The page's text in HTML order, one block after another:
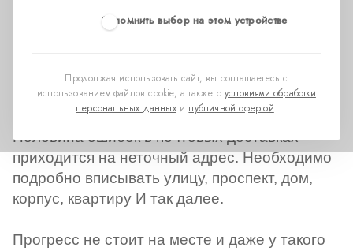
Запомнить выбор на этом устройстве
Продолжая использовать сайт, вы соглашаетесь с
использованием файлов cookie, а также сусловиями обработки
персональных данныхи публичной офертой.
Половина ошибок в почтовых доставках
приходится на неточный адрес. Необходимо
подробно вписывать улицу, проспект, дом,
корпус, квартиру И так далее.
Прогресс не стоит на месте и даже у такого